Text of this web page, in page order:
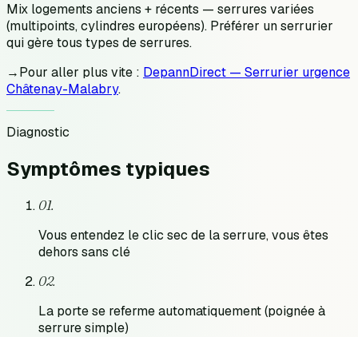
Mix logements anciens + récents — serrures variées
(multipoints, cylindres européens). Préférer un serrurier
qui gère tous types de serrures.
→Pour aller plus vite : DepannDirect — Serrurier urgence
Châtenay-Malabry.
Diagnostic
Symptômes typiques
01.
Vous entendez le clic sec de la serrure, vous êtes
dehors sans clé
02.
La porte se referme automatiquement (poignée à
serrure simple)